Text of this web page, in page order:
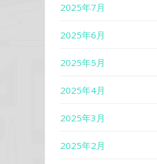
2025年7月
2025年6月
2025年5月
2025年4月
2025年3月
2025年2月